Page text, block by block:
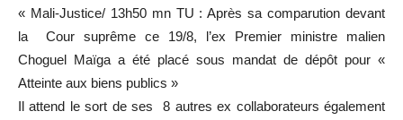
« Mali-Justice/ 13h50 mn TU : Après sa comparution devant
la Cour suprême ce 19/8, l’ex Premier ministre malien
Choguel Maïga a été placé sous mandat de dépôt pour «
Atteinte aux biens publics »
Il attend le sort de ses 8 autres ex collaborateurs également